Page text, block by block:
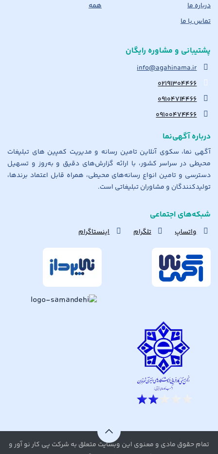
درباره ما
تماس با ما
همه
پشتیبانی و مشاوره رایگان
info@agahinama.ir
۰۲۱۹۱۳۰۴۴۶۶
۰۹۱۰۴۷۱۴۴۶۶
۰۹۱۰۰۴۷۴۴۶۶
درباره آگهی‌نما
آگهی نما، سکوی آنلاین تامین رسانه و مدیریت کمپین های تبلیغات
محیطی در سراسر کشور، با ارائه گزارش‌های دقیق و به‌روز و تسهیل
دسترسی و تامین انواع رسانه‌های محیطی، همراه قابل اعتماد برندها،
تولیدکنندگان و مشاوران تبلیغاتی است.
شبکه‌های اجتماعی
واتساپ تلگرام اینستاگرام
تمام حقوق مادی و معنوی این وبسایت متعلق به شرکت پی کار نو آور و